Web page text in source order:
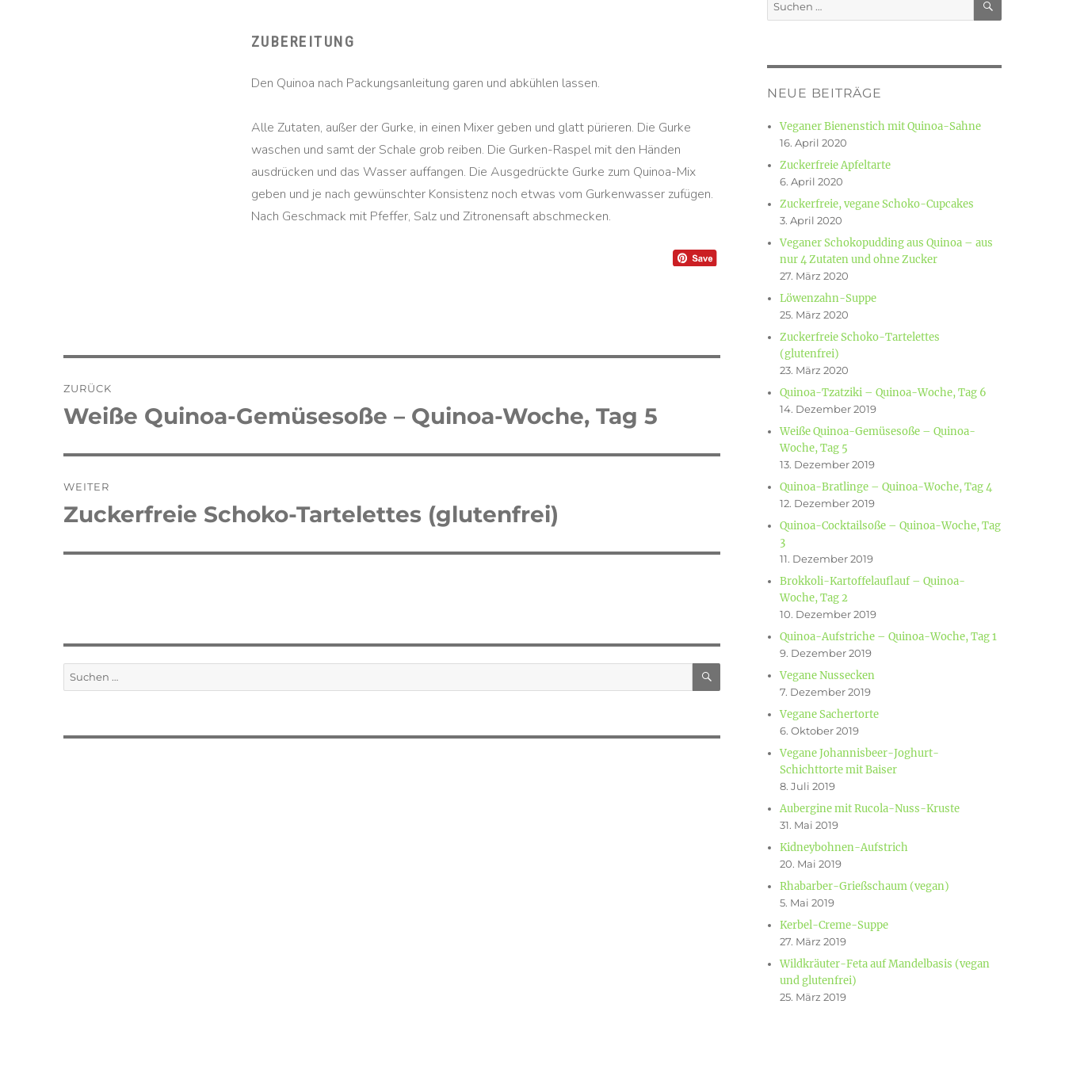
ZUBEREITUNG
Den Quinoa nach Packungsanleitung garen und abkühlen lassen.
Alle Zutaten, außer der Gurke, in einen Mixer geben und glatt pürieren. Die Gurke
waschen und samt der Schale grob reiben. Die Gurken-Raspel mit den Händen
ausdrücken und das Wasser auffangen. Die Ausgedrückte Gurke zum Quinoa-Mix
geben und je nach gewünschter Konsistenz noch etwas vom Gurkenwasser zufügen.
Nach Geschmack mit Pfeffer, Salz und Zitronensaft abschmecken.
ZURÜCK
Vorheriger
Weiße Quinoa-Gemüsesoße – Quinoa-Woche, Tag 5
WEITER
Nächster
Zuckerfreie Schoko-Tartelettes (glutenfrei)
Suchen
nach:
SUCHEN
nach:
NEUE BEITRÄGE
Veganer Bienenstich mit Quinoa-Sahne
16. April 2020
Zuckerfreie Apfeltarte
6. April 2020
Zuckerfreie, vegane Schoko-Cupcakes
3. April 2020
Veganer Schokopudding aus Quinoa – aus
nur 4 Zutaten und ohne Zucker
27. März 2020
Löwenzahn-Suppe
25. März 2020
Zuckerfreie Schoko-Tartelettes
(glutenfrei)
23. März 2020
Quinoa-Tzatziki – Quinoa-Woche, Tag 6
14. Dezember 2019
Weiße Quinoa-Gemüsesoße – Quinoa-
Woche, Tag 5
13. Dezember 2019
Quinoa-Bratlinge – Quinoa-Woche, Tag 4
12. Dezember 2019
Quinoa-Cocktailsoße – Quinoa-Woche, Tag
3
11. Dezember 2019
Brokkoli-Kartoffelauflauf – Quinoa-
Woche, Tag 2
10. Dezember 2019
Quinoa-Aufstriche – Quinoa-Woche, Tag 1
9. Dezember 2019
Vegane Nussecken
7. Dezember 2019
Vegane Sachertorte
6. Oktober 2019
Vegane Johannisbeer-Joghurt-
Schichttorte mit Baiser
8. Juli 2019
Aubergine mit Rucola-Nuss-Kruste
31. Mai 2019
Kidneybohnen-Aufstrich
20. Mai 2019
Rhabarber-Grießschaum (vegan)
5. Mai 2019
Kerbel-Creme-Suppe
27. März 2019
Wildkräuter-Feta auf Mandelbasis (vegan
und glutenfrei)
25. März 2019